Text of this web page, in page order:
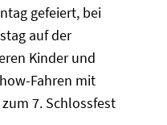
gefeiert, bei
auf der
Kinder und
Fahren mit
7. Schlossfest